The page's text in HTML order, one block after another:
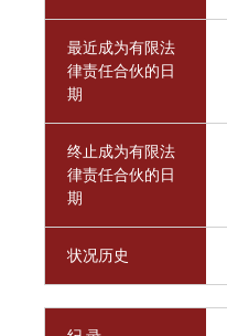
最近成为有限法
律责任合伙的日
期
终止成为有限法
律责任合伙的日
期
状况历史